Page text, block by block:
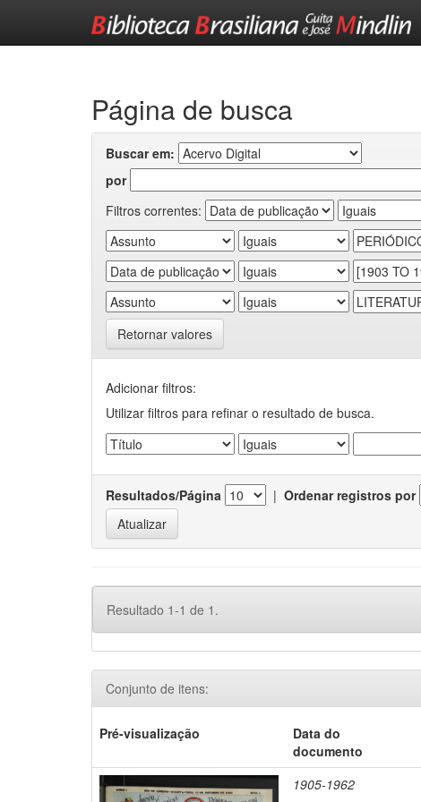
Página de busca
Buscar em:
por
Filtros correntes:
Retornar valores
Adicionar filtros:
Utilizar filtros para refinar o resultado de busca.
Resultados/Página | Ordenar registros por
Resultado 1-1 de 1.
Conjunto de itens:
Pré-visualização
Data do
documento
1905-1962